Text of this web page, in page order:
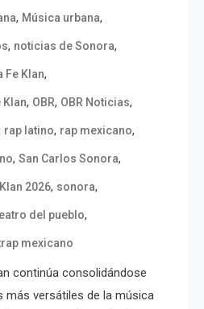
, Música urbana,
, noticias de Sonora,
Fe Klan,
Klan, OBR, OBR Noticias,
rap latino, rap mexicano,
, San Carlos Sonora,
2026, sonora,
del pueblo,
mexicano
continúa consolidándose
más versátiles de la música